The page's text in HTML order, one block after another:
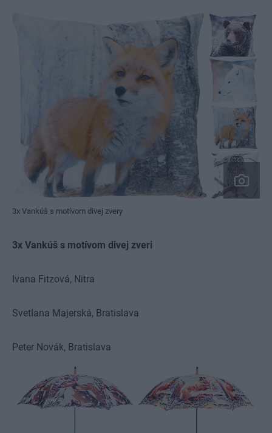
3x Vankúš s motívom divej zvery
3x Vankúš s motívom divej zveri
Ivana Fitzová, Nitra
Svetlana Majerská, Bratislava
Peter Novák, Bratislava